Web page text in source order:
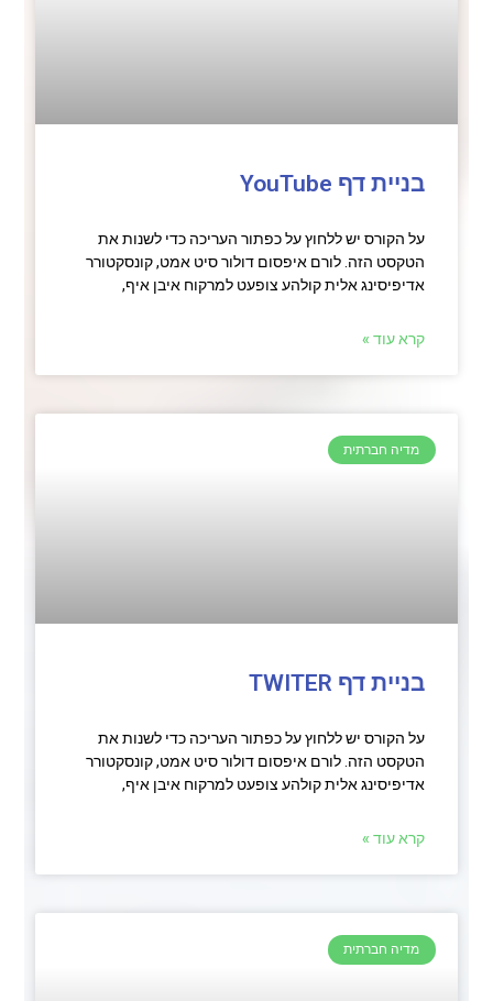
בניית דף YouTube
על הקורס יש ללחוץ על כפתור העריכה כדי לשנות את
הטקסט הזה. לורם איפסום דולור סיט אמט, קונסקטורר
אדיפיסינג אלית קולהע צופעט למרקוח איבן איף,
קרא עוד »
מדיה חברתית
בניית דף TWITER
על הקורס יש ללחוץ על כפתור העריכה כדי לשנות את
הטקסט הזה. לורם איפסום דולור סיט אמט, קונסקטורר
אדיפיסינג אלית קולהע צופעט למרקוח איבן איף,
קרא עוד »
מדיה חברתית